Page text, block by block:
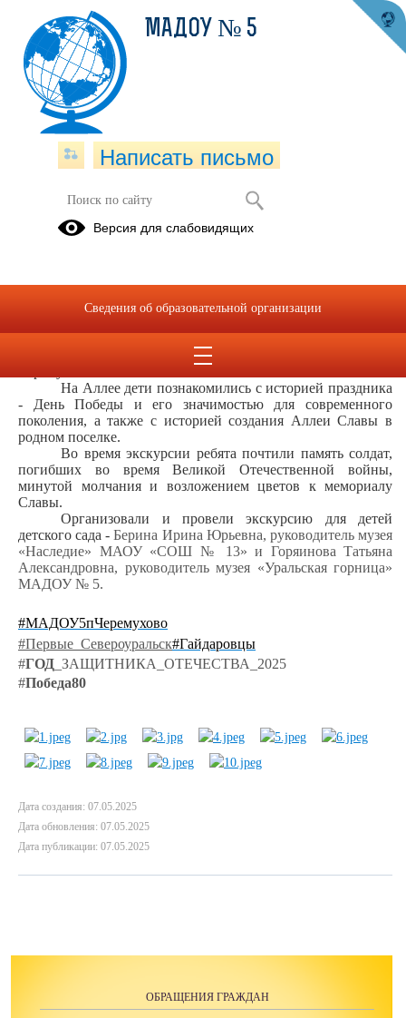
Экскурсия на Аллею Славы п.
Черемухово.
В преддверии праздника Дня Победы в Великой
5 была организована целевая экскурсия на Аллею Славы п.
На Аллее дети познакомились с историей праздника
- День Победы и его значимостью для современного
поколения, а также с историей создания Аллеи Славы в
родном поселке.
Во время экскурсии ребята почтили память солдат,
погибших во время Великой Отечественной войны,
минутой молчания и возложением цветов к мемориалу
Славы.
Организовали и провели экскурсию для детей
детского сада -Берина Ирина Юрьевна, руководитель музея
«Наследие» МАОУ «СОШ № 13» и Горяинова Татьяна
Александровна, руководитель музея «Уральская горница»
МАДОУ № 5.
#МАДОУ5пЧеремухово
#Первые_Североуральск#Гайдаровцы
#ГОД _ЗАЩИТНИКА_ОТЕЧЕСТВА_2025
#Победа80
Дата создания: 07.05.2025
Дата обновления: 07.05.2025
Дата публикации: 07.05.2025
ОБРАЩЕНИЯ ГРАЖДАН
МАДОУ № 5
Написать письмо
Версия для слабовидящих
Сведения об образовательной организации